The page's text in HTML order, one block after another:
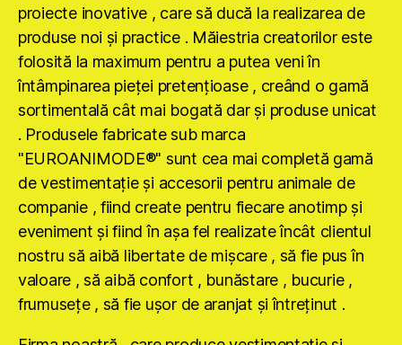
proiecte inovative , care să ducă la realizarea de
produse noi şi practice . Măiestria creatorilor este
folosită la maximum pentru a putea veni în
întâmpinarea pieţei pretenţioase , creând o gamă
sortimentală cât mai bogată dar şi produse unicat
. Produsele fabricate sub marca
"EUROANIMODE®" sunt cea mai completă gamă
de vestimentaţie şi accesorii pentru animale de
companie , fiind create pentru fiecare anotimp şi
eveniment şi fiind în aşa fel realizate încât clientul
nostru să aibă libertate de mişcare , să fie pus în
valoare , să aibă confort , bunăstare , bucurie ,
frumuseţe , să fie uşor de aranjat şi întreţinut .